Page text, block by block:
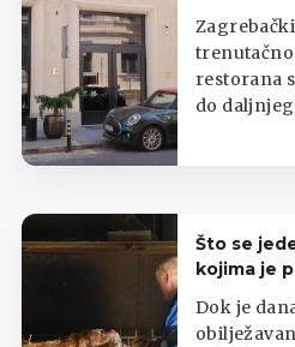
iz lokala
trenutačno
restorana
do
Što se
kojima je
Dok je